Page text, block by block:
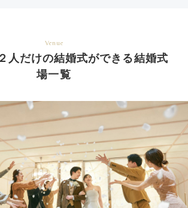
Venue
人だけの結婚式ができる結婚式
場一覧